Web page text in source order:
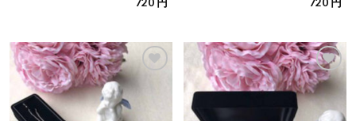
お気
に入
りに
追加